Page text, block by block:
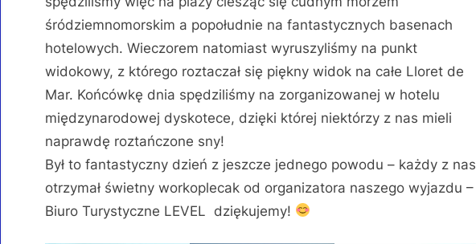
śródziemnomorskim a popołudnie na fantastycznych basenach
hotelowych. Wieczorem natomiast wyruszyliśmy na punkt
widokowy, z którego roztaczał się piękny widok na całe Lloret de
Mar. Końcówkę dnia spędziliśmy na zorganizowanej w hotelu
międzynarodowej dyskotece, dzięki której niektórzy z nas mieli
naprawdę roztańczone sny!
Był to fantastyczny dzień z jeszcze jednego powodu – każdy z nas
otrzymał świetny workoplecak od organizatora naszego wyjazdu –
Biuro Turystyczne LEVEL dziękujemy!